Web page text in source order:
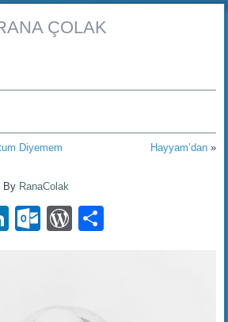
ÇOLAK
Diyemem Hayyam’dan»
By RanaColak
LinkedIn
Outlook.com
WordPress